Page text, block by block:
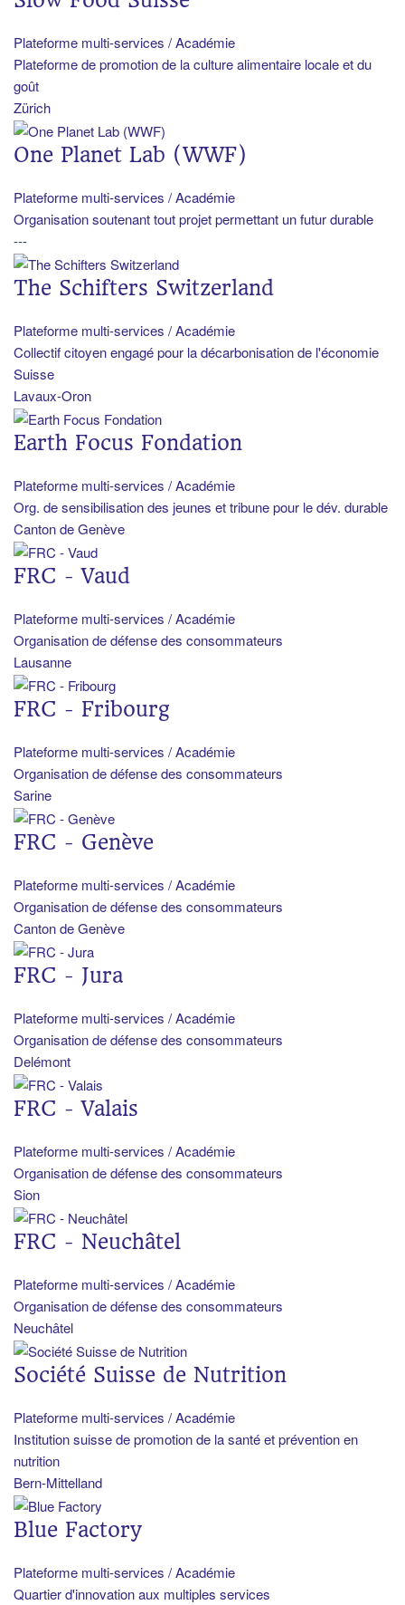
Plateforme multi-services / Académie
Plateforme de promotion de la culture alimentaire locale et du
goût
Zürich
One Planet Lab (WWF)
Plateforme multi-services / Académie
Organisation soutenant tout projet permettant un futur durable
---
The Schifters Switzerland
Plateforme multi-services / Académie
Collectif citoyen engagé pour la décarbonisation de l'économie
Suisse
Lavaux-Oron
Earth Focus Fondation
Plateforme multi-services / Académie
Org. de sensibilisation des jeunes et tribune pour le dév. durable
Canton de Genève
FRC - Vaud
Plateforme multi-services / Académie
Organisation de défense des consommateurs
Lausanne
FRC - Fribourg
Plateforme multi-services / Académie
Organisation de défense des consommateurs
Sarine
FRC - Genève
Plateforme multi-services / Académie
Organisation de défense des consommateurs
Canton de Genève
FRC - Jura
Plateforme multi-services / Académie
Organisation de défense des consommateurs
Delémont
FRC - Valais
Plateforme multi-services / Académie
Organisation de défense des consommateurs
Sion
FRC - Neuchâtel
Plateforme multi-services / Académie
Organisation de défense des consommateurs
Neuchâtel
Société Suisse de Nutrition
Plateforme multi-services / Académie
Institution suisse de promotion de la santé et prévention en
nutrition
Bern-Mittelland
Blue Factory
Plateforme multi-services / Académie
Quartier d'innovation aux multiples services